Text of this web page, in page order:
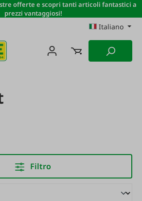
offerte e scopri tanti articoli fantastici a
prezzi vantaggiosi!
Italiano
Filtro